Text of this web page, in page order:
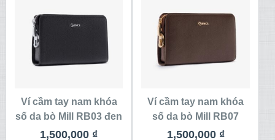
Ví cầm tay nam khóa
số da bò Mill RB03 đen
1,500,000 ₫
Ví cầm tay nam khóa
số da bò Mill RB07
1,500,000 ₫